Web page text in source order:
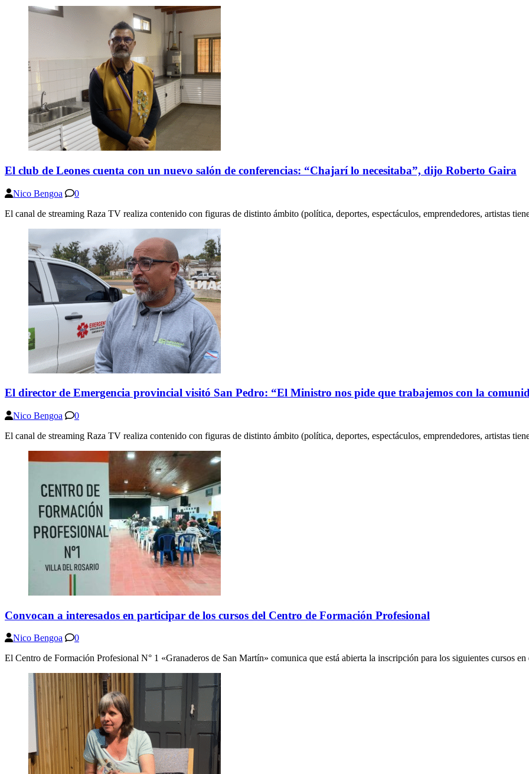
El club de Leones cuenta con un nuevo salón de conferencias: “Chajarí lo necesitaba”, dijo Roberto Gaira
Nico Bengoa
0
El canal de streaming Raza TV realiza contenido con figuras de distinto ámbito (política, deportes, espectáculos, emprendedores, artistas
El director de Emergencia provincial visitó San Pedro: “El Ministro nos pide que trabajemos con la
Nico Bengoa
0
El canal de streaming Raza TV realiza contenido con figuras de distinto ámbito (política, deportes, espectáculos, emprendedores, artistas
Convocan a interesados en participar de los cursos del Centro de Formación Profesional
Nico Bengoa
0
El Centro de Formación Profesional N° 1 «Granaderos de San Martín» comunica que está abierta la inscripción para los siguientes cursos